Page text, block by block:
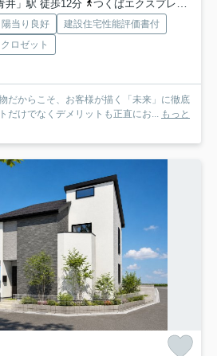
井」駅 徒歩12分 つくばエクスプレス「六町」駅 徒歩18分
陽当り良好
建設住宅性能評価書付
ロゼット
だからこそ、お客様が描く「未来」に徹底
だけでなくデメリットも正直にお... もっと